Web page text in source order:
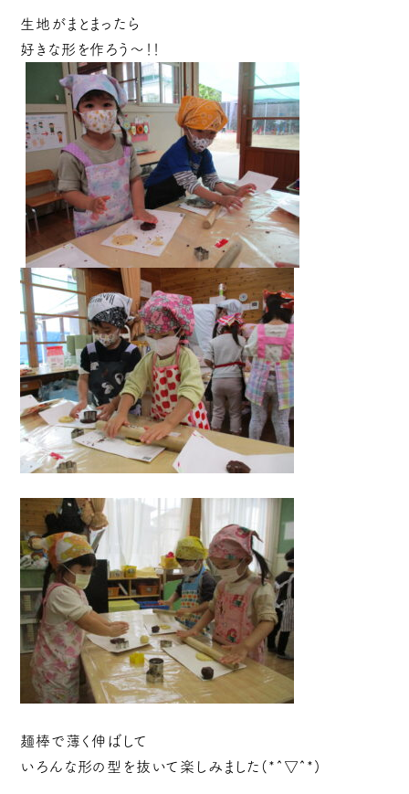
生地がまとまったら
好きな形を作ろう～！！
麺棒で薄く伸ばして
いろんな形の型を抜いて楽しみました(*^▽^*)